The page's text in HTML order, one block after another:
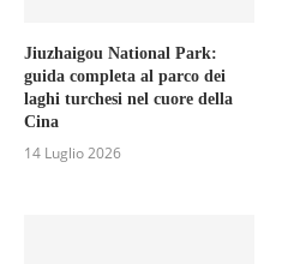
Jiuzhaigou National Park:
guida completa al parco dei
laghi turchesi nel cuore della
Cina
14 Luglio 2026